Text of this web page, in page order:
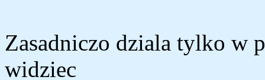
Zasadniczo dziala tylko w
widziec